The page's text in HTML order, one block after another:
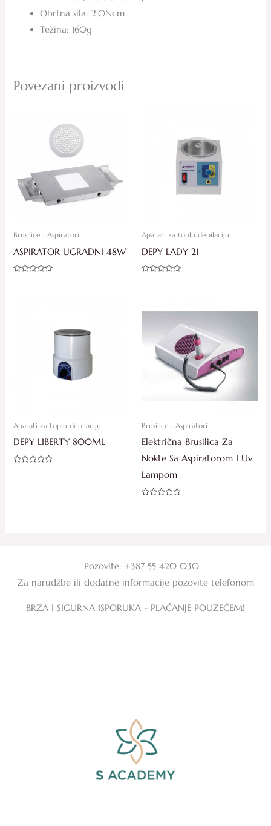
Obrtna sila: 2.0Ncm
Težina: 160g
Povezani proizvodi
Brusilice i Aspiratori
ASPIRATOR UGRADNI 48W
Aparati za toplu depilaciju
DEPY LADY 21
Aparati za toplu depilaciju
DEPY LIBERTY 800ML
Brusilice i Aspiratori
Električna Brusilica Za
Nokte Sa Aspiratorom I Uv
Lampom
Pozovite: +387 55 420 030
Za narudžbe ili dodatne informacije pozovite telefonom
BRZA I SIGURNA ISPORUKA - PLAĆANJE POUZEĆEM!